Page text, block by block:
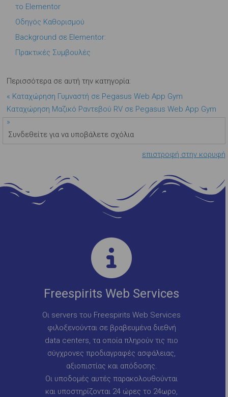
το Elementor
Οδηγός Καθορισμού
Background σε Elementor:
Πρακτικές Συμβουλές
Περισσότερα σε αυτή την κατηγορία:
« Καταχώρηση Γυμναστή σε Pegasus Web App Gym
Καταχώρηση Μαζικό Ραντεβού RV σε Pegasus Web App Gym
»
Συνδεθείτε για να υποβάλετε σχόλια
επιστροφή στην κορυφή
Freespirits Web Services
Οι servers του Freespirits Web Services
φιλοξενούνται σε βραβευμένα διεθνή
data centers, τα οποία πληρούν τις πιο
σύγχρονες προδιαγραφές ασφάλειας,
αξιοπιστίας και απόδοσης.
Οι υποδομές αυτές παρακολουθούνται
και υποστηρίζονται 24 ώρες το 24ωρο,